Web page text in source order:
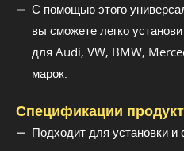
С помощью этого
вы сможете легко
для Audi, VW, BMW,
марок.
Спецификации
Подходит для установки и